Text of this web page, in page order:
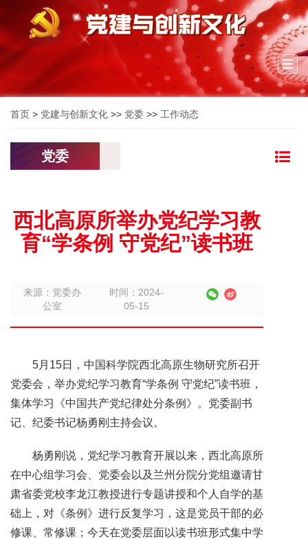
首页 > 党建与创新文化 >> 党委 >> 工作动态
党委
西北高原所举办党纪学习教
育“学条例 守党纪”读书班
来源：党委办
公室
时间：2024-
05-15
5月15日，中国科学院西北高原生物研究所召开
党委会，举办党纪学习教育“学条例 守党纪”读书班，
集体学习《中国共产党纪律处分条例》。党委副书
记、纪委书记杨勇刚主持会议。
杨勇刚说，党纪学习教育开展以来，西北高原所
在中心组学习会、党委会以及兰州分院分党组邀请甘
肃省委党校李龙江教授进行专题讲授和个人自学的基
础上，对《条例》进行反复学习，这是党员干部的必
修课、常修课；今天在党委层面以读书班形式集中学